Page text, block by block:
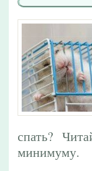
спать?
минимуму.